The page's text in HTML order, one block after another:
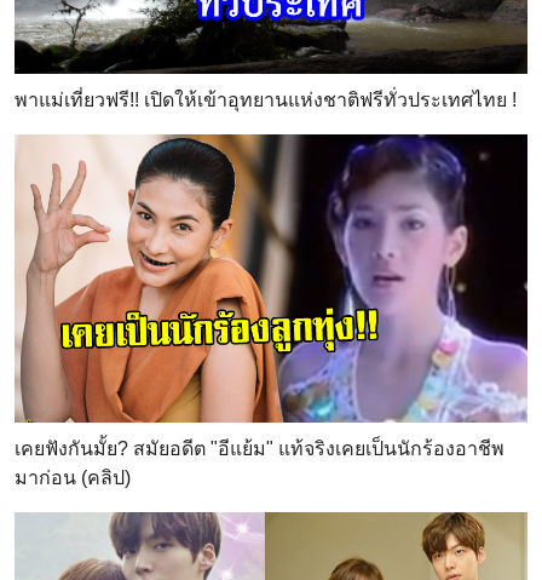
พาแม่เที่ยวฟรี!! เปิดให้เข้าอุทยานแห่งชาติฟรีทั่วประเทศไทย !
เคยฟังกันมั้ย? สมัยอดีต "อีแย้ม" แท้จริงเคยเป็นนักร้องอาชีพ
มาก่อน (คลิป)